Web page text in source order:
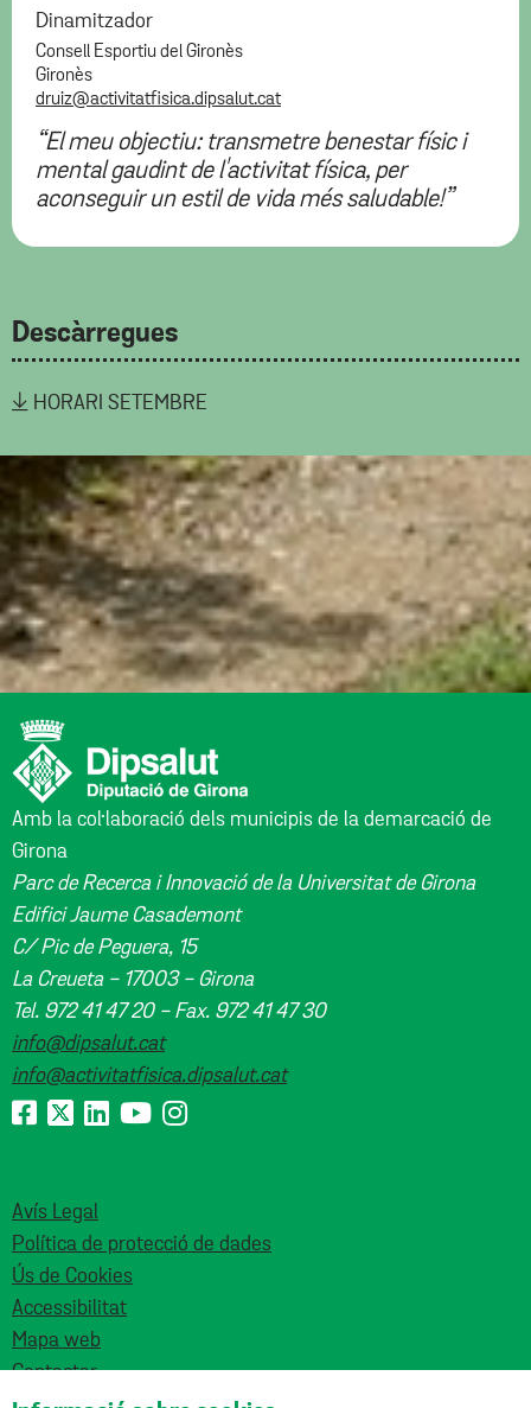
Dinamitzador
Consell Esportiu del Gironès
Gironès
druiz@activitatfisica.dipsalut.cat
“El meu objectiu: transmetre benestar físic i
mental gaudint de l'activitat física, per
aconseguir un estil de vida més saludable!”
Descàrregues
HORARI SETEMBRE
Amb la col·laboració dels municipis de la demarcació de
Girona
Parc de Recerca i Innovació de la Universitat de Girona
Edifici Jaume Casademont
C/ Pic de Peguera, 15
La Creueta - 17003 - Girona
Tel. 972 41 47 20 - Fax. 972 41 47 30
info@dipsalut.cat
info@activitatfisica.dipsalut.cat
Avís Legal
Política de protecció de dades
Ús de Cookies
Accessibilitat
Mapa web
Contactar